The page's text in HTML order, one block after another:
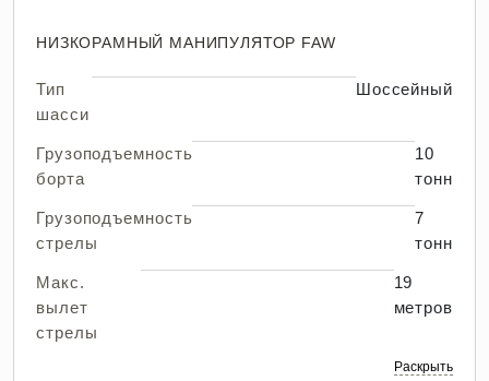
НИЗКОРАМНЫЙ МАНИПУЛЯТОР FAW
Тип
шасси
Шоссейный
Грузоподъемность
борта
10
тонн
Грузоподъемность
стрелы
7
тонн
Макс.
вылет
стрелы
19
метров
Раскрыть